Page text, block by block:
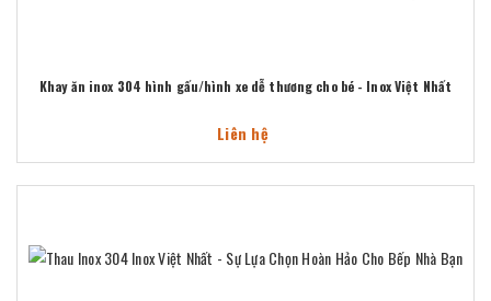
Khay ăn inox 304 hình gấu/hình xe dễ thương cho bé - Inox Việt Nhất
Liên hệ